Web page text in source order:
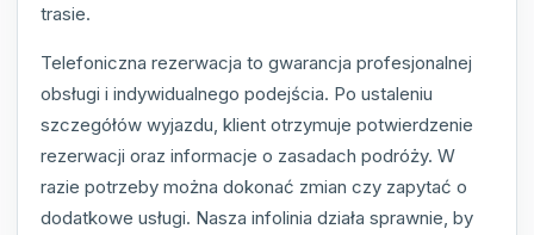
trasie.
Telefoniczna rezerwacja to gwarancja profesjonalnej
obsługi i indywidualnego podejścia. Po ustaleniu
szczegółów wyjazdu, klient otrzymuje potwierdzenie
rezerwacji oraz informacje o zasadach podróży. W
razie potrzeby można dokonać zmian czy zapytać o
dodatkowe usługi. Nasza infolinia działa sprawnie, by